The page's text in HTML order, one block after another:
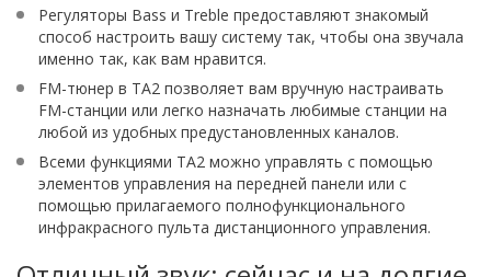
Регуляторы Bass и Treble предоставляют знакомый
способ настроить вашу систему так, чтобы она звучала
именно так, как вам нравится.
FM-тюнер в TA2 позволяет вам вручную настраивать
FM-станции или легко назначать любимые станции на
любой из удобных предустановленных каналов.
Всеми функциями TA2 можно управлять с помощью
элементов управления на передней панели или с
помощью прилагаемого полнофункционального
инфракрасного пульта дистанционного управления.